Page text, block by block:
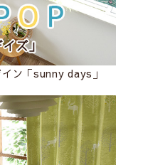
ン「sunny days」